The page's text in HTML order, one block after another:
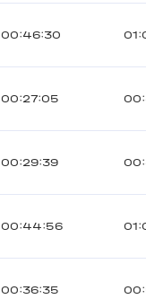
00:46:30
00:27:05
00:29:39
00:44:56
00:36:35